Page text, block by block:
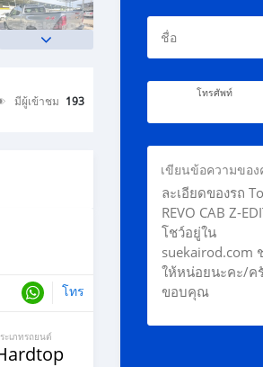
มีผู้เข้าชม 193
โทร
ะเภทรถยนต์
ชื่อ
โทรศัพท์
เขียนข้อความขอ